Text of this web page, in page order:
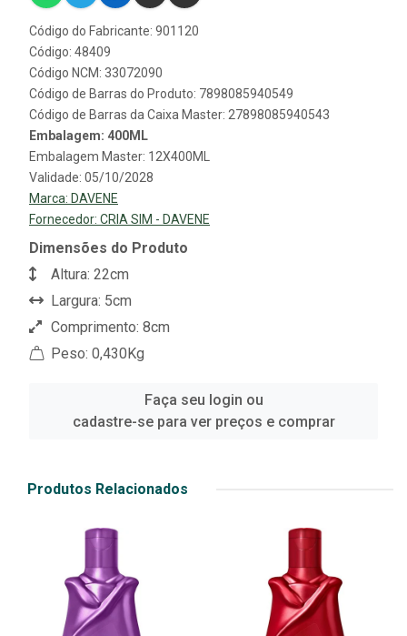
Código do Fabricante: 901120
Código: 48409
Código NCM: 33072090
Código de Barras do Produto: 7898085940549
Código de Barras da Caixa Master: 27898085940543
Embalagem: 400ML
Embalagem Master: 12X400ML
Validade: 05/10/2028
Marca: DAVENE
Fornecedor: CRIA SIM - DAVENE
Dimensões do Produto
Altura: 22cm
Largura: 5cm
Comprimento: 8cm
Peso: 0,430Kg
Faça seu login ou
cadastre-se para ver preços e comprar
Produtos Relacionados